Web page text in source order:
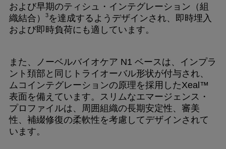
および早期のティシュ・インテグレーション（組
織結合）
3を達成するようデザインされ、即時埋入
および即時負荷にも適しています。
また、ノーベルバイオケア N1 ベースは、インプラ
ント頚部と同じトライオーバル形状が付与され、
ムコインテグレーションの原理を採用したXeal™
表面を備えています。スリムなエマージェンス・
プロファイルは、周囲組織の長期安定性、審美
性、補綴修復の柔軟性を考慮してデザインされて
います。